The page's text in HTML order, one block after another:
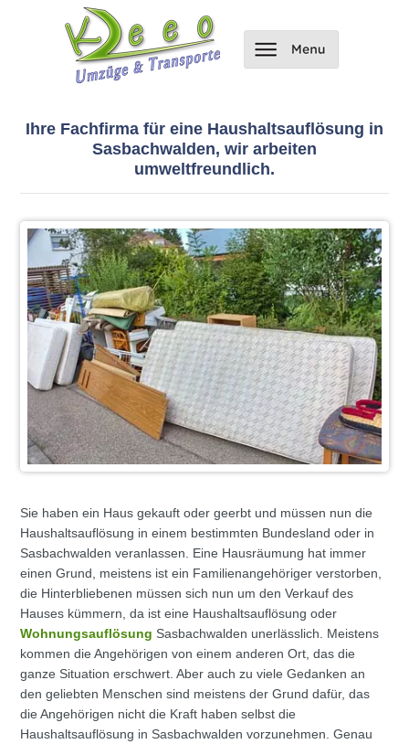
Ihre Fachfirma für eine Haushaltsauflösung in
Sasbachwalden, wir arbeiten
umweltfreundlich.
Sie haben ein Haus gekauft oder geerbt und müssen nun die
Haushaltsauflösung in einem bestimmten Bundesland oder in
Sasbachwalden veranlassen. Eine Hausräumung hat immer
einen Grund, meistens ist ein Familienangehöriger verstorben,
die Hinterbliebenen müssen sich nun um den Verkauf des
Hauses kümmern, da ist eine Haushaltsauflösung oder
Wohnungsauflösung Sasbachwalden unerlässlich. Meistens
kommen die Angehörigen von einem anderen Ort, das die
ganze Situation erschwert. Aber auch zu viele Gedanken an
den geliebten Menschen sind meistens der Grund dafür, das
die Angehörigen nicht die Kraft haben selbst die
Haushaltsauflösung in Sasbachwalden vorzunehmen. Genau